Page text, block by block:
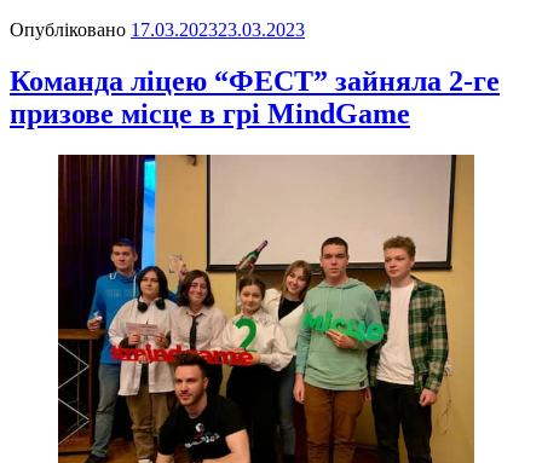
Опубліковано 17.03.202323.03.2023
Команда ліцею “ФЕСТ” зайняла 2-ге
призове місце в грі MindGame